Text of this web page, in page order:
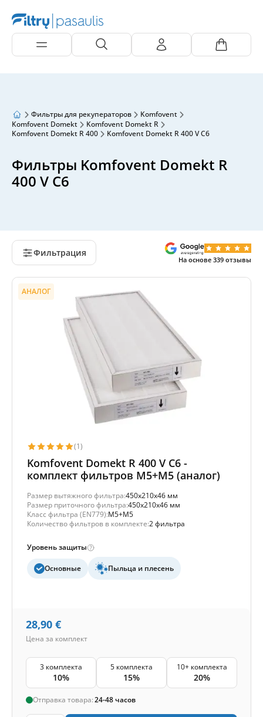
Фильтры для рекуператоров
Komfovent
Komfovent Domekt
Komfovent Domekt R
Komfovent Domekt R 400
Komfovent Domekt R 400 V C6
Фильтры Komfovent Domekt R
400 V C6
Фильтрация
На основе 339 отзывы
АНАЛОГ
(1)
Komfovent Domekt R 400 V C6 -
комплект фильтров M5+M5 (аналог)
Размер вытяжного фильтра:450x210x46 мм
Размер приточного фильтра:450x210x46 мм
Класс фильтра (EN779):M5+M5
Количество фильтров в комплекте:2 фильтра
Уровень защиты
Основные Пыльца и плесень
28,90 €
Цена за комплект
3 комплекта
10%
5 комплекта
15%
10+ комплекта
20%
Отправка товара:24-48 часов